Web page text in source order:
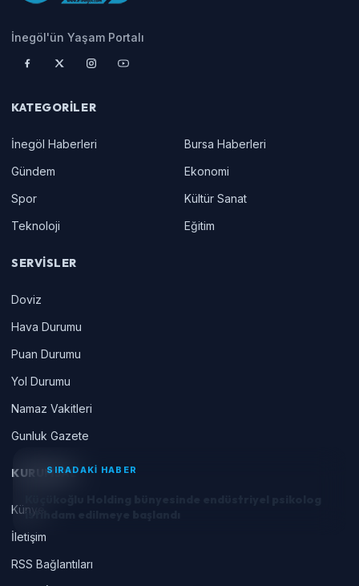
İnegöl'ün Yaşam Portalı
KATEGORILER
İnegöl Haberleri
Bursa Haberleri
Gündem
Ekonomi
Spor
Kültür Sanat
Teknoloji
Eğitim
SERVISLER
Doviz
Hava Durumu
Puan Durumu
Yol Durumu
Namaz Vakitleri
Gunluk Gazete
KURUMSAL
Künye
İletişim
RSS Bağlantıları
SIRADAKİ HABER
istihdam edilmeye başlandı